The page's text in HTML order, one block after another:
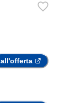
all'offerta